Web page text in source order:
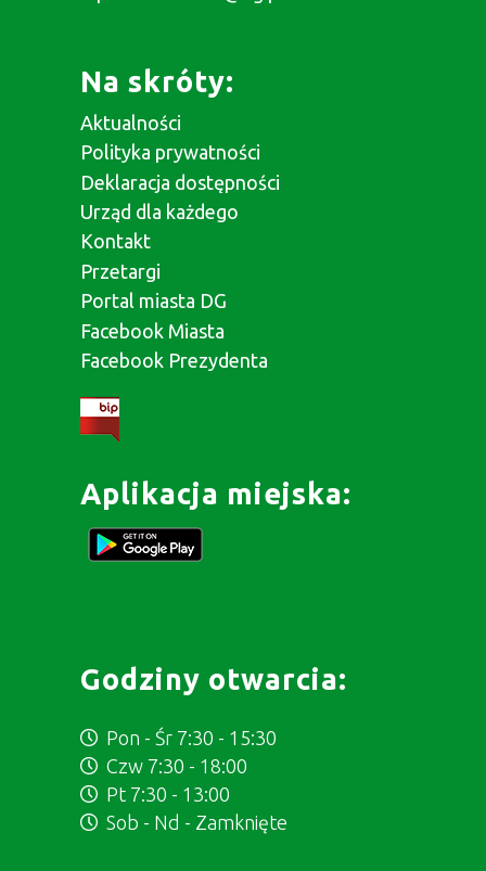
Na skróty:
Aktualności
Polityka prywatności
Deklaracja dostępności
Urząd dla każdego
Kontakt
Przetargi
Portal miasta DG
Facebook Miasta
Facebook Prezydenta
Aplikacja miejska:
Godziny otwarcia:
Pon - Śr 7:30 - 15:30
Czw 7:30 - 18:00
Pt 7:30 - 13:00
Sob - Nd - Zamknięte